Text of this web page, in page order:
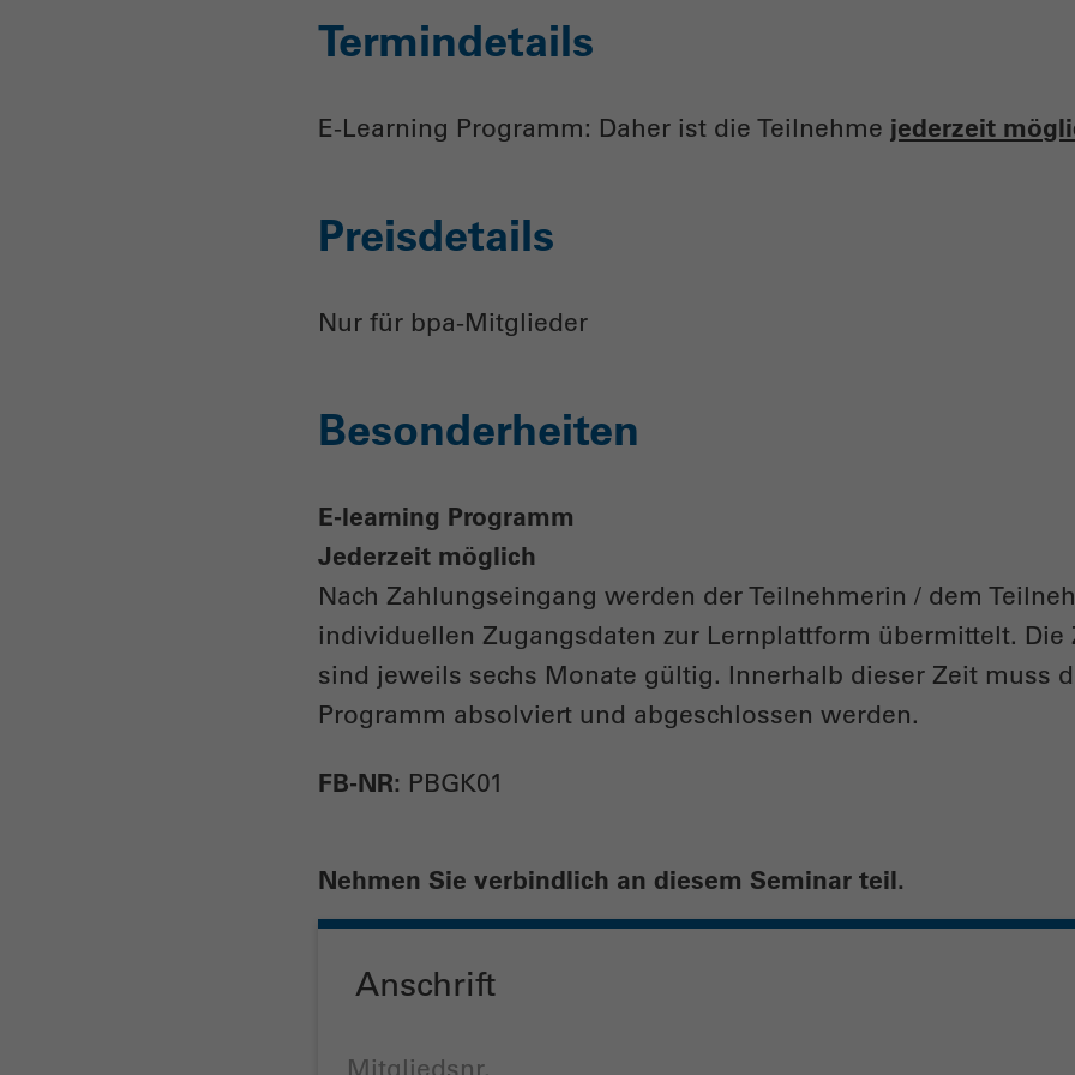
Termindetails
E-Learning Programm: Daher ist die Teilnehme jederzeit
Preisdetails
Nur für bpa-Mitglieder
Besonderheiten
E-learning Programm
Jederzeit möglich
Nach Zahlungseingang werden der Teilnehmerin / dem
individuellen Zugangsdaten zur Lernplattform übermittelt. Die
sind jeweils sechs Monate gültig. Innerhalb dieser Zeit muss
Programm absolviert und abgeschlossen werden.
FB-NR: PBGK01
Nehmen Sie verbindlich an diesem Seminar teil.
Anschrift
Mitgliedsnr.